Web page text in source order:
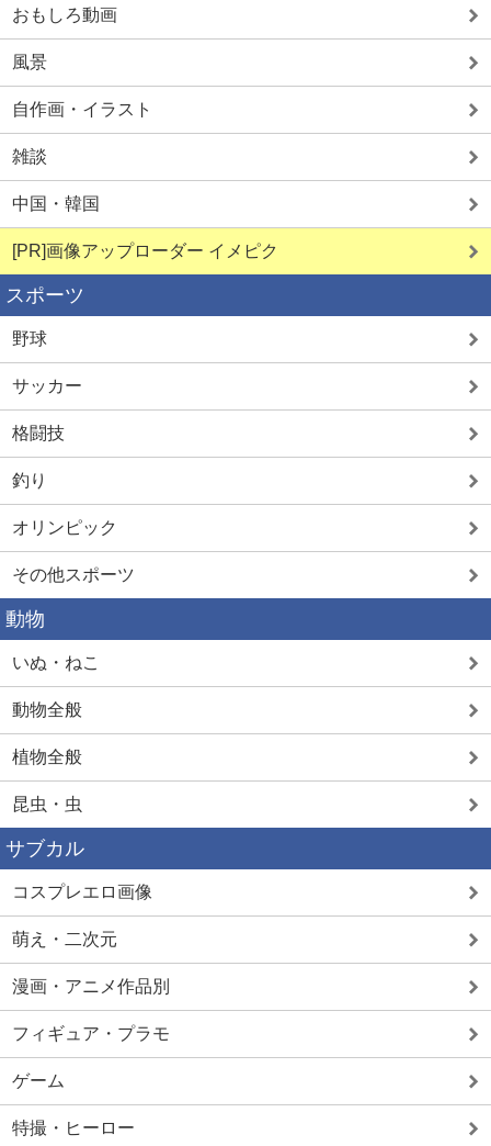
おもしろ動画
風景
自作画・イラスト
雑談
中国・韓国
[PR]画像アップローダー イメピク
スポーツ
野球
サッカー
格闘技
釣り
オリンピック
その他スポーツ
動物
いぬ・ねこ
動物全般
植物全般
昆虫・虫
サブカル
コスプレエロ画像
萌え・二次元
漫画・アニメ作品別
フィギュア・プラモ
ゲーム
特撮・ヒーロー